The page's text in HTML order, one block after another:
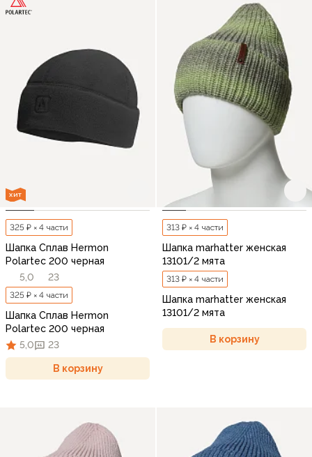
ХИТ
325 ₽ × 4 части
Шапка Сплав Hermon
Polartec 200 черная
5,0
23
325 ₽ × 4 части
Шапка Сплав Hermon
Polartec 200 черная
5,0
23
В корзину
313 ₽ × 4 части
Шапка marhatter женская
13101/2 мята
313 ₽ × 4 части
Шапка marhatter женская
13101/2 мята
В корзину